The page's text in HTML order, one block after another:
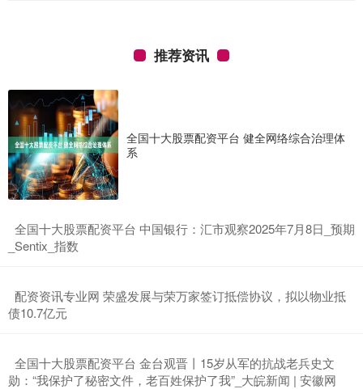
推荐资讯
全国十大股票配资平台 健全网络综合治理体
系
​全国十大股票配资平台 中国银行：汇市观察2025年7月8日_预期
_Sentix_指数
​配资资讯专业网 荣盛发展与荣万家签订抵偿协议，拟以物业抵
债10.7亿元
​全国十大股票配资平台 金台观晋丨15岁从军的抗战老兵史文
勋：“我保护了秘密文件，老百姓保护了我”_大皖新闻 | 安徽网